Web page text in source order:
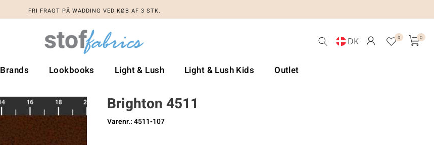
FRI FRAGT PÅ WADDING VED KØB AF 3 STK.
DK 0 0
Brands Lookbooks Light & Lush Light & Lush Kids Outlet
Brighton 4511
Varenr.: 4511-107